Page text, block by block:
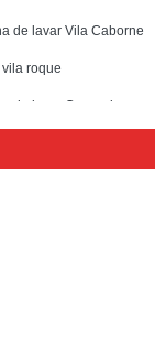
de lavar Vila Caborne
roque
de lavar Cerqueira
São Paulo